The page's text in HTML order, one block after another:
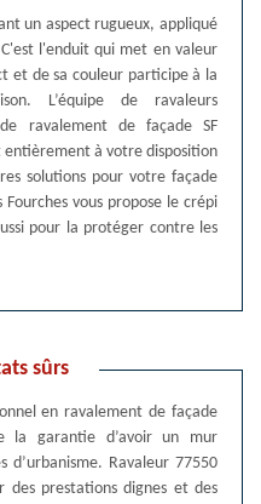
un aspect rugueux, appliqué
l'enduit qui met en valeur
et de sa couleur participe à la
L’équipe de ravaleurs
de ravalement de façade SF
entièrement à votre disposition
solutions pour votre façade
vous propose le crépi
pour la protéger contre les
sûrs
en ravalement de façade
la garantie d’avoir un mur
d’urbanisme. Ravaleur 77550
des prestations dignes et des